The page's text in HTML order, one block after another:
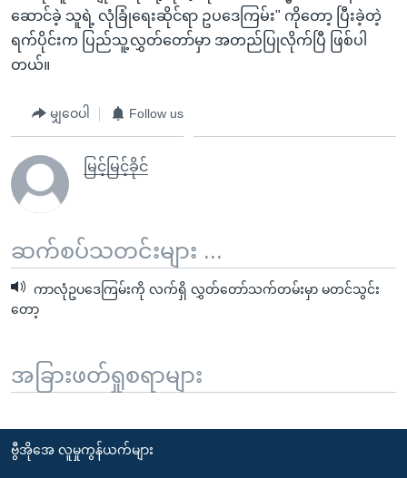
ဆောင်ခဲ့ သူရဲ့ လုံခြုံရေးဆိုင်ရာ ဥပဒေကြမ်း" ကိုတော့ ပြီးခဲ့တဲ့
ရက်ပိုင်းက ပြည်သူ့လွှတ်တော်မှာ အတည်ပြုလိုက်ပြီ ဖြစ်ပါ
တယ်။
မျှဝေပါ Follow us
မြင့်မြင့်ခိုင်
ဆက်စပ်သတင်းများ ...
ကာလုံဥပဒေကြမ်းကို လက်ရှိ လွှတ်တော်သက်တမ်းမှာ မတင်သွင်း
တော့
အခြားဖတ်ရှုစရာများ
ဗွီအိုအေ လူမှုကွန်ယက်များ